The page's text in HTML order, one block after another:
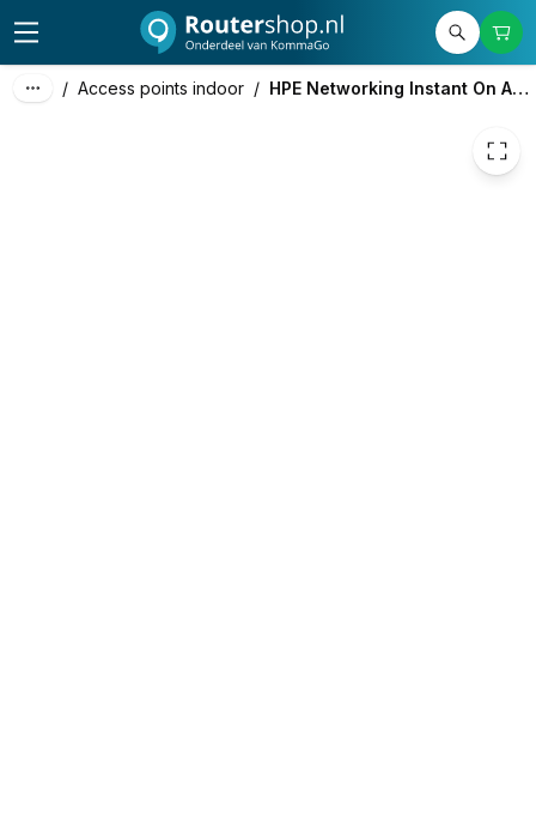
/ Access points indoor / HPE Networking Instant On AP21
excl. btw
incl. btw